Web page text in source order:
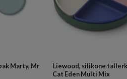
Marty, Mr
Liewood, silikone
Cat Eden Multi Mix